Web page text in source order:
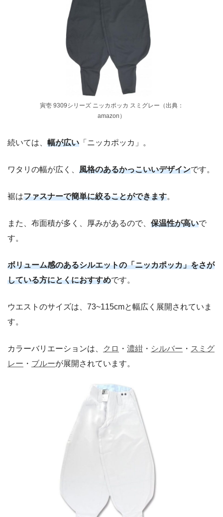
寅壱 9309シリーズ ニッカポッカ スミグレー（出典：
amazon）
続いては、 幅が広い 「ニッカポッカ」。
ワタリの幅が広く、 風格のあるかっこいいデザインです。
裾はファスナーで簡単に絞ることができます。
また、布面積が多く、厚みがあるので、 保温性が高いで
す。
ボリューム感のあるシルエットの「ニッカポッカ」をさが
している方にとくにおすすめです。
ウエストのサイズは、73~115cmと幅広く展開されていま
す。
カラーバリエーションは、 クロ ・ 濃紺 ・ シルバー ・ スミグ
レー ・ ブルーが展開されています。